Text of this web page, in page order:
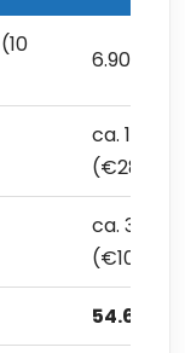
6.900 Ft
ca.
(€28,16)
ca.
(€106,15)
54.600